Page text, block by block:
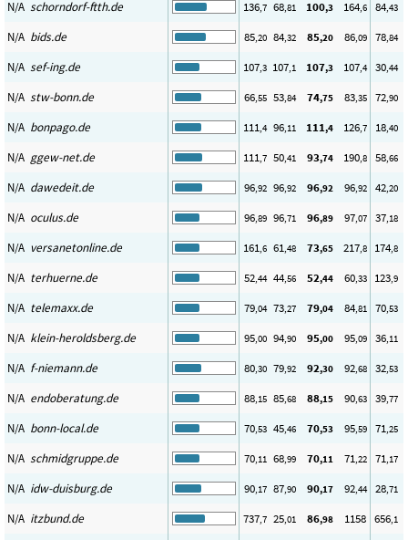
N/A schorndorf-ftth.de 136,7 68,81 100,3 164,6 84,43
N/A bids.de 85,20 84,32 85,20 86,09 78,84
N/A sef-ing.de 107,3 107,1 107,3 107,4 30,44
N/A stw-bonn.de 66,55 53,84 74,75 83,35 72,90
N/A bonpago.de 111,4 96,11 111,4 126,7 18,40
N/A ggew-net.de 111,7 50,41 93,74 190,8 58,66
N/A dawedeit.de 96,92 96,92 96,92 96,92 42,20
N/A oculus.de 96,89 96,71 96,89 97,07 37,18
N/A versanetonline.de 161,6 61,48 73,65 217,8 174,8
N/A terhuerne.de 52,44 44,56 52,44 60,33 123,9
N/A telemaxx.de 79,04 73,27 79,04 84,81 70,53
N/A klein-heroldsberg.de 95,00 94,90 95,00 95,09 36,11
N/A f-niemann.de 80,30 79,92 92,30 92,68 32,53
N/A endoberatung.de 88,15 85,68 88,15 90,63 39,77
N/A bonn-local.de 70,53 45,46 70,53 95,59 71,25
N/A schmidgruppe.de 70,11 68,99 70,11 71,22 71,17
N/A idw-duisburg.de 90,17 87,90 90,17 92,44 28,71
N/A itzbund.de 737,7 25,01 86,98 1158 656,1